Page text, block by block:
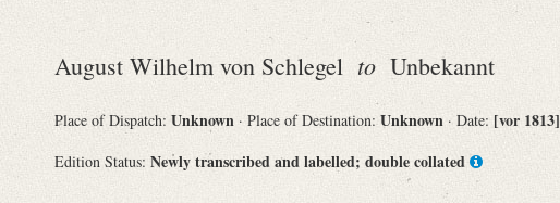
August Wilhelm von Schlegel to Unbekannt
Place of Dispatch: Unknown · Place of Destination:Unknown · Date: [vor 1813]
Edition Status: Newly transcribed and labelled; double collated